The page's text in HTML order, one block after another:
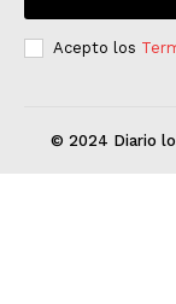
Acepto los
© 2024 Diario